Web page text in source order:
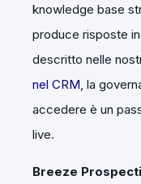
knowledge base
produce risposte
descritto nelle
nel CRM , la
accedere è un
live.
Breeze